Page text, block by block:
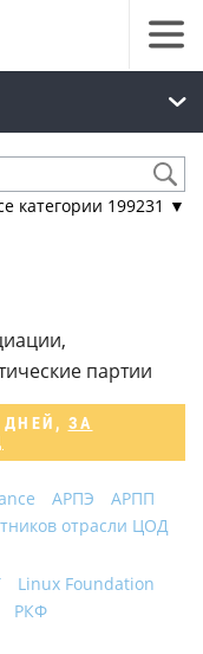
категории 199231 ▼
партии
, ЗА
АРПЭ
АРПП
отрасли ЦОД
Linux Foundation
РКФ